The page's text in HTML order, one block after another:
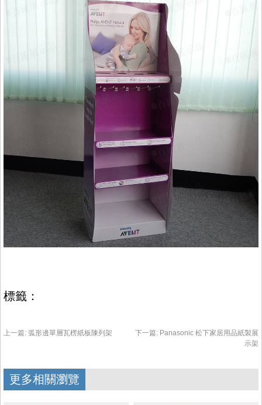
標籤：
上一篇: 弧形邊單層瓦楞紙板陳列架 下一篇: Panasonic 松下家居用品紙製展
示架
更多相關瀏覽